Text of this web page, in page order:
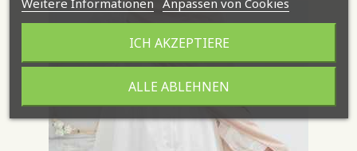
Weitere Informationen Anpassen von Cookies
ALLE ABLEHNEN
ICH AKZEPTIERE